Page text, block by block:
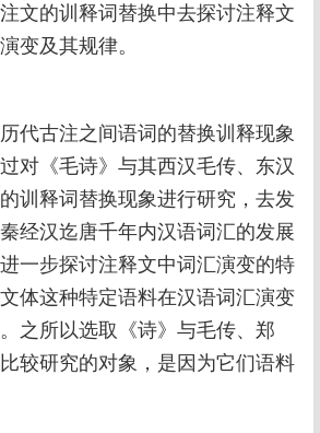
文的训释词替换中去探讨注释文
变及其规律。
代古注之间语词的替换训释现象
对《毛诗》与其西汉毛传、东汉
训释词替换现象进行研究，去发
经汉迄唐千年内汉语词汇的发展
一步探讨注释文中词汇演变的特
体这种特定语料在汉语词汇演变
之所以选取《诗》与毛传、郑
较研究的对象，是因为它们语料